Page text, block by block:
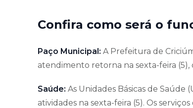
Confira como será o
Paço Municipal: A Prefeitura de
atendimento retorna na sexta-feira (5),
Saúde: As Unidades Básicas de Saúde
atividades na sexta-feira (5). Os